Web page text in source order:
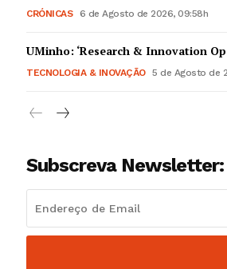
CRÓNICAS 6 de Agosto de 2026, 09:58h
UMinho: ‘Research & Innovation
TECNOLOGIA & INOVAÇÃO 5 de Agosto de
Subscreva Newsletter: